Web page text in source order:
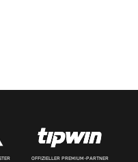
OFFIZIELLER PREMIUM-PARTNER